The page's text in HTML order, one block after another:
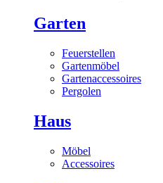
Garten
Feuerstellen
Gartenmöbel
Gartenaccessoires
Pergolen
Haus
Möbel
Accessoires